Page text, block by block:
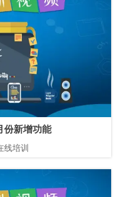
份新增功能
培训